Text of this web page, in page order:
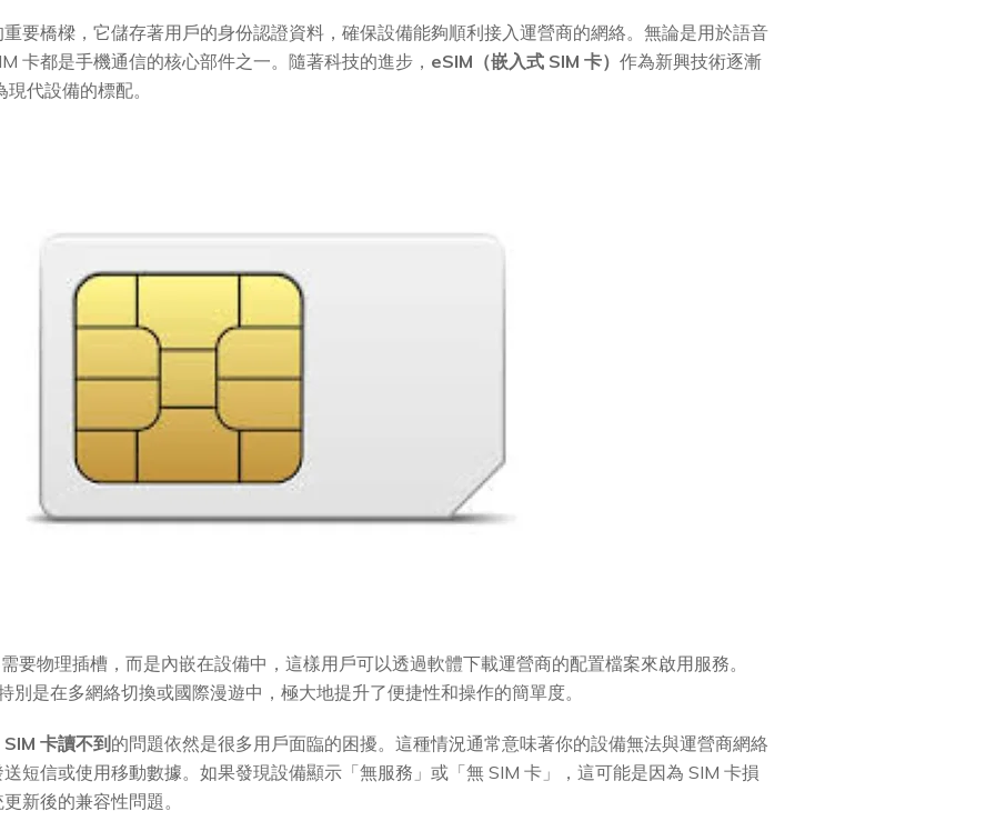
要橋樑，它儲存著用戶的身份認證資料，確保設備能夠順利接入運營商的網絡。無論是用於語音
卡都是手機通信的核心部件之一。隨著科技的進步， eSIM（嵌入式 SIM 卡） 作為新興技術逐漸
代設備的標配。
要物理插槽，而是內嵌在設備中，這樣用戶可以透過軟體下載運營商的配置檔案來啟用服務。
別是在多網絡切換或國際漫遊中，極大地提升了便捷性和操作的簡單度。
SIM 卡讀不到 的問題依然是很多用戶面臨的困擾。這種情況通常意味著你的設備無法與運營商網絡
短信或使用移動數據。如果發現設備顯示「無服務」或「無 SIM 卡」，這可能是因為 SIM 卡損
新後的兼容性問題。